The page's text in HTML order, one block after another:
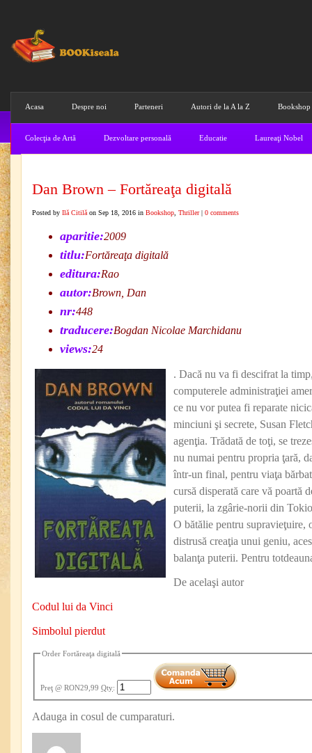
Acasa Despre noi Parteneri Autori de la A la Z Bookshop
Colecţia de Artă Dezvoltare personală Educatie Laureaţi Nobel
Dan Brown – Fortăreaţa digitală
Posted by Ilă Citilă on Sep 18, 2016 in Bookshop Thriller| 0 comments
aparitie:2009
titlu:Fortăreaţa digitală
editura:Rao
autor:Brown, Dan
nr:448
traducere:Bogdan Nicolae Marchidanu
views:24
. Dacă nu va fi descifrat la
computerele administraţiei
ce nu vor putea fi reparate
minciuni şi secrete, Susan
agenţia. Trădată de toţi, se
nu numai pentru propria ţară,
într-un final, pentru viaţa
cursă disperată care vă poartă
puterii, la zgârie-norii din
O bătălie pentru supravieţuire,
distrusă creaţia unui geniu,
balanţa puterii. Pentru
De acelaşi autor
Codul lui da Vinci
Simbolul pierdut
Order Fortăreaţa digitală
Preţ @ RON29,99 Qty:
Adauga in cosul de cumparaturi.